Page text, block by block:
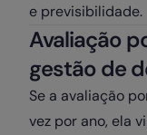
e previsibilidade.
Avaliação
gestão de
Se a avaliação
vez por ano, ela